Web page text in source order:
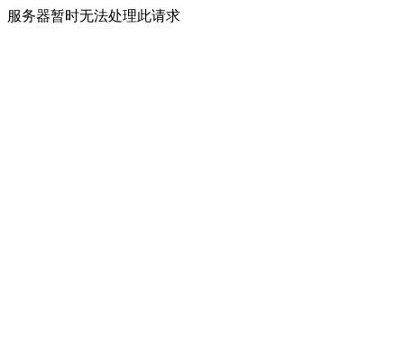
服务器暂时无法处理此请求